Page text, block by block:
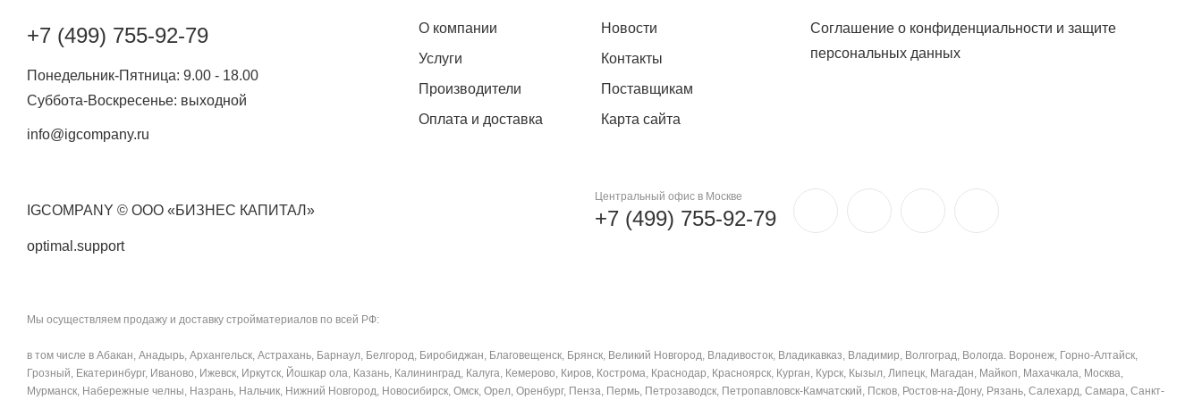
+7 (499) 755-92-79
Понедельник-Пятница: 9.00 - 18.00
Суббота-Воскресенье: выходной
info@igcompany.ru
О компании
Новости
Услуги
Контакты
Производители
Поставщикам
Оплата и доставка
Карта сайта
Соглашение о конфиденциальности и защите
персональных данных
IGCOMPANY © ООО «БИЗНЕС КАПИТАЛ»
Центральный офис в Москве
+7 (499) 755-92-79
optimal.support
Мы осуществляем продажу и доставку стройматериалов по всей РФ:
в том числе в Абакан, Анадырь, Архангельск, Астрахань, Барнаул, Белгород, Биробиджан, Благовещенск, Брянск, Великий Новгород, Владивосток, Владикавказ, Владимир, Волгоград, Вологда. Воронеж, Горно-Алтайск,
Грозный, Екатеринбург, Иваново, Ижевск, Иркутск, Йошкар ола, Казань, Калининград, Калуга, Кемерово, Киров, Кострома, Краснодар, Красноярск, Курган, Курск, Кызыл, Липецк, Магадан, Майкоп, Махачкала, Москва,
Мурманск, Набережные челны, Назрань, Нальчик, Нижний Новгород, Новосибирск, Омск, Орел, Оренбург, Пенза, Пермь, Петрозаводск, Петропавловск-Камчатский, Псков, Ростов-на-Дону, Рязань, Салехард, Самара, Санкт-